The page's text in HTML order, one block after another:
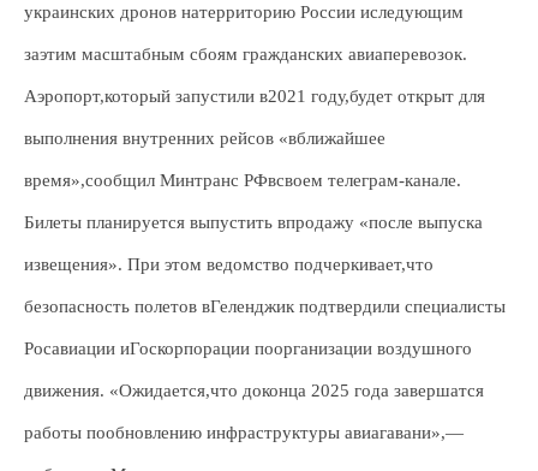
украинских дронов натерриторию России иследующим
заэтим масштабным сбоям гражданских авиаперевозок.
Аэропорт,который запустили в2021 году,будет открыт для
выполнения внутренних рейсов «вближайшее
время»,сообщил Минтранс РФвсвоем телеграм-канале.
Билеты планируется выпустить впродажу «после выпуска
извещения». При этом ведомство подчеркивает,что
безопасность полетов вГеленджик подтвердили специалисты
Росавиации иГоскорпорации поорганизации воздушного
движения. «Ожидается,что доконца 2025 года завершатся
работы пообновлению инфраструктуры авиагавани»,—